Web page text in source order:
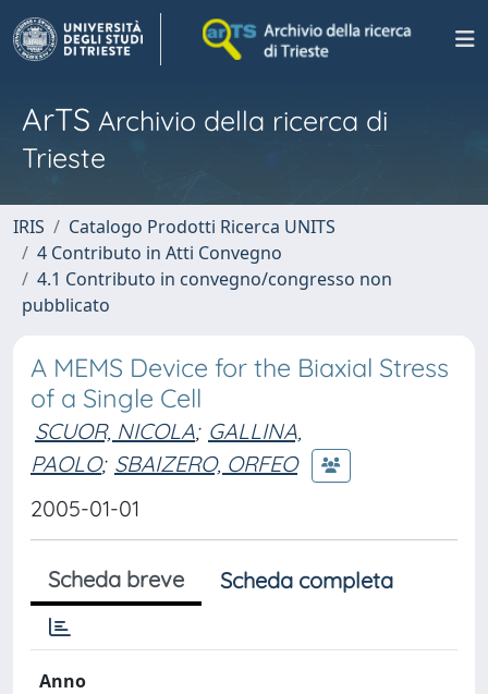
ArTS Archivio della ricerca di
Trieste
IRIS
Catalogo Prodotti Ricerca UNITS
4 Contributo in Atti Convegno
4.1 Contributo in convegno/congresso non
pubblicato
A MEMS Device for the Biaxial Stress
of a Single Cell
SCUOR, NICOLA; GALLINA,
PAOLO; SBAIZERO, ORFEO
2005-01-01
Scheda breve Scheda completa
Anno